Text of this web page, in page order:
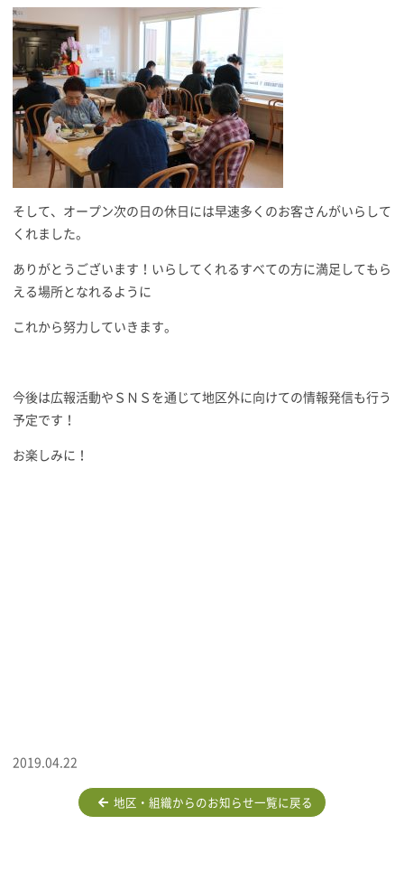
そして、オープン次の日の休日には早速多くのお客さんがいらして
くれました。
ありがとうございます！いらしてくれるすべての方に満足してもら
える場所となれるように
これから努力していきます。
今後は広報活動やＳＮＳを通じて地区外に向けての情報発信も行う
予定です！
お楽しみに！
2019.04.22
地区・組織からのお知らせ一覧に戻る